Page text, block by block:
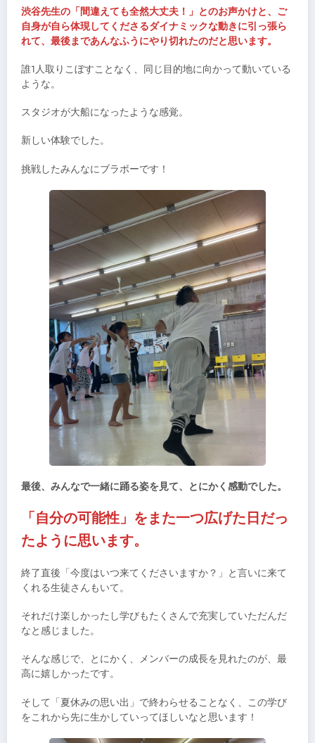
渋谷先生の「間違えても全然大丈夫！」とのお声かけと、ご
自身が自ら体現してくださるダイナミックな動きに引っ張ら
れて、最後まであんなふうにやり切れたのだと思います。
誰1人取りこぼすことなく、同じ目的地に向かって動いている
ような。
スタジオが大船になったような感覚。
新しい体験でした。
挑戦したみんなにブラボーです！
最後、みんなで一緒に踊る姿を見て、とにかく感動でした。
「自分の可能性」をまた一つ広げた日だっ
たように思います。
終了直後「今度はいつ来てくださいますか？」と言いに来て
くれる生徒さんもいて。
それだけ楽しかったし学びもたくさんで充実していただんだ
なと感じました。
そんな感じで、とにかく、メンバーの成長を見れたのが、最
高に嬉しかったです。
そして「夏休みの思い出」で終わらせることなく、この学び
をこれから先に生かしていってほしいなと思います！